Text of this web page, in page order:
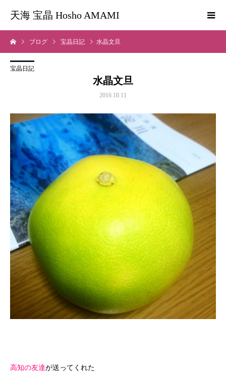
天海 宝晶 Hosho AMAMI
ブログ 宝晶日記 水晶文旦
宝晶日記
水晶文旦
2016.10.11
高知の友達が送ってくれた